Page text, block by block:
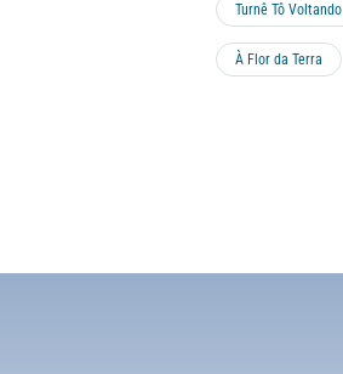
Turnê Tô Voltando
À Flor da Terra